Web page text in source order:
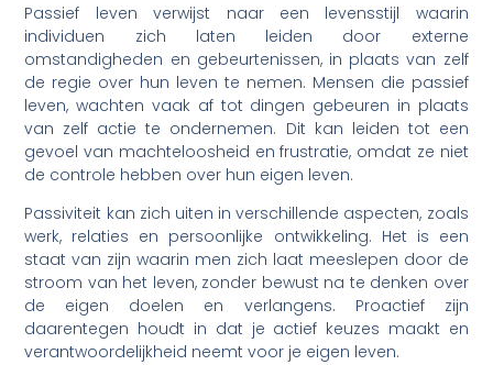
Passief leven verwijst naar een levensstijl waarin
individuen zich laten leiden door externe
omstandigheden en gebeurtenissen, in plaats van zelf
de regie over hun leven te nemen. Mensen die passief
leven, wachten vaak af tot dingen gebeuren in plaats
van zelf actie te ondernemen. Dit kan leiden tot een
gevoel van machteloosheid en frustratie, omdat ze niet
de controle hebben over hun eigen leven.
Passiviteit kan zich uiten in verschillende aspecten, zoals
werk, relaties en persoonlijke ontwikkeling. Het is een
staat van zijn waarin men zich laat meeslepen door de
stroom van het leven, zonder bewust na te denken over
de eigen doelen en verlangens. Proactief zijn
daarentegen houdt in dat je actief keuzes maakt en
verantwoordelijkheid neemt voor je eigen leven.